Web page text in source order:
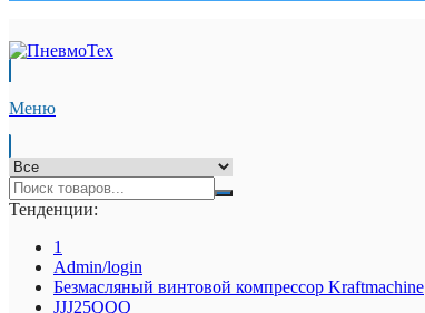
Меню
Тенденции:
1
Admin/login
Безмасляный винтовой компрессор Kraftmaсhine
JJJ25QQQ